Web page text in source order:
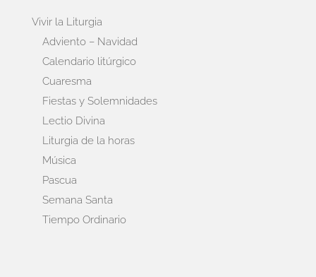
Vivir la Liturgia
Adviento – Navidad
Calendario litúrgico
Cuaresma
Fiestas y Solemnidades
Lectio Divina
Liturgia de la horas
Música
Pascua
Semana Santa
Tiempo Ordinario